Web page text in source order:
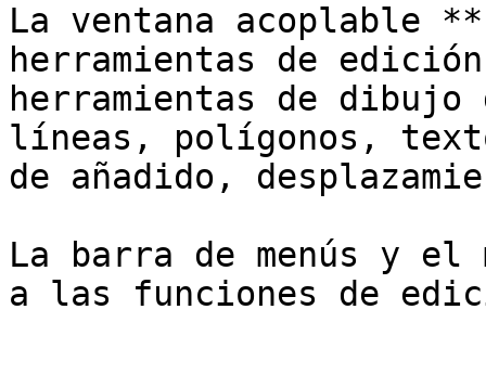
La ventana acoplable
herramientas de
herramientas de
líneas, polígonos,
de añadido,
La barra de menús y el